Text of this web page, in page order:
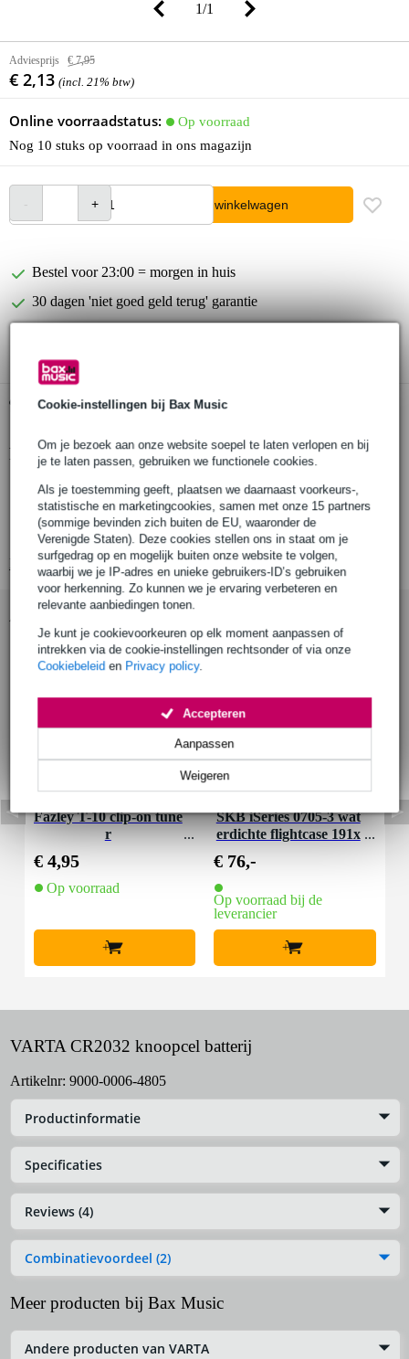
Cookie-instellingen bij Bax Music
Om je bezoek aan onze website soepel te laten verlopen en bij
je te laten passen, gebruiken we functionele cookies.
Als je toestemming geeft, plaatsen we daarnaast voorkeurs-,
statistische en marketingcookies, samen met onze 15 partners
(sommige bevinden zich buiten de EU, waaronder de
Verenigde Staten). Deze cookies stellen ons in staat om je
surfgedrag op en mogelijk buiten onze website te volgen,
waarbij we je IP-adres en unieke gebruikers-ID’s gebruiken
voor herkenning. Zo kunnen we je ervaring verbeteren en
relevante aanbiedingen tonen.
Je kunt je cookievoorkeuren op elk moment aanpassen of
intrekken via de cookie-instellingen rechtsonder of via onze
Cookiebeleid en Privacy policy.
Weigeren
Aanpassen
Accepteren
1/1
Adviesprijs € 7,95
€ 2,13 (incl. 21% btw)
Online voorraadstatus:
Op voorraad
Nog 10 stuks op voorraad in ons magazijn
In winkelwagen
Bestel voor 23:00 = morgen in huis
30 dagen 'niet goed geld terug' garantie
Gratis ophalen in de winkel
Productinformatie
knoopcelbatterij
type: CR2032
capaciteit: 230 mAh
Bekijk alle productspecificaties
Accessoires (2)
Fazley T-10 clip-on tune
r
€ 4,95
Op voorraad
+
SKB iSeries 0705-3 wat
erdichte flightcase 191x
€ 76,-
Op voorraad bij de
leverancier
+
VARTA CR2032 knoopcel batterij
Artikelnr: 9000-0006-4805
Productinformatie
Specificaties
Reviews (4)
Combinatievoordeel (2)
Meer producten bij Bax Music
Andere producten van VARTA